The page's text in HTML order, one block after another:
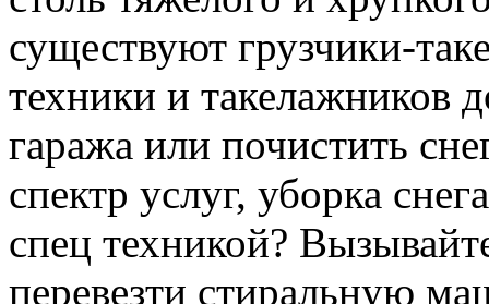
существуют грузчики-
техники и такелажников
гаража или почистить
спектр услуг, уборка
спец техникой?
перевезти стиральную